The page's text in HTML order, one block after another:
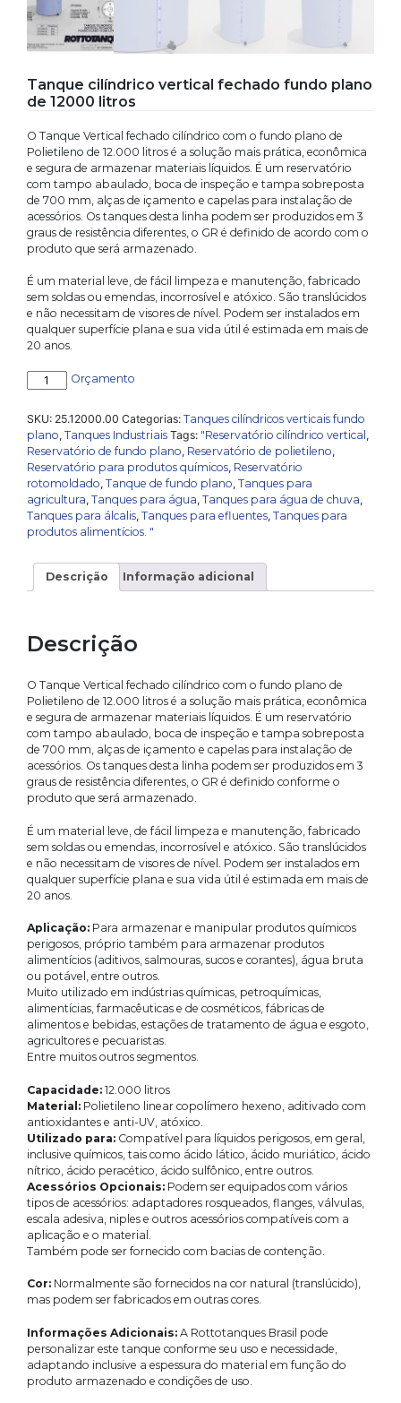
Tanque cilíndrico vertical fechado fundo plano
de 12000 litros
O Tanque Vertical fechado cilíndrico com o fundo plano de
Polietileno de 12.000 litros é a solução mais prática, econômica
e segura de armazenar materiais líquidos. É um reservatório
com tampo abaulado, boca de inspeção e tampa sobreposta
de 700 mm, alças de içamento e capelas para instalação de
acessórios. Os tanques desta linha podem ser produzidos em 3
graus de resistência diferentes, o GR é definido de acordo com o
produto que será armazenado.
É um material leve, de fácil limpeza e manutenção, fabricado
sem soldas ou emendas, incorrosível e atóxico. São translúcidos
e não necessitam de visores de nível. Podem ser instalados em
qualquer superfície plana e sua vida útil é estimada em mais de
20 anos.
Tanque
cilíndrico
fechado
fundo
plano
de
12000
litros
quantidade
Orçamento
SKU: 25.12000.00 Categorias: Tanques cilíndricos verticais fundo
plano, Tanques Industriais Tags: "Reservatório cilíndrico vertical ,
Reservatório de fundo plano, Reservatório de polietileno,
Reservatório para produtos químicos, Reservatório
rotomoldado, Tanque de fundo plano, Tanques para
agricultura, Tanques para água, Tanques para água de chuva,
Tanques para álcalis, Tanques para efluentes, Tanques para
produtos alimentícios. "
Descrição Informação adicional
Descrição
O Tanque Vertical fechado cilíndrico com o fundo plano de
Polietileno de 12.000 litros é a solução mais prática, econômica
e segura de armazenar materiais líquidos. É um reservatório
com tampo abaulado, boca de inspeção e tampa sobreposta
de 700 mm, alças de içamento e capelas para instalação de
acessórios. Os tanques desta linha podem ser produzidos em 3
graus de resistência diferentes, o GR é definido conforme o
produto que será armazenado.
É um material leve, de fácil limpeza e manutenção, fabricado
sem soldas ou emendas, incorrosível e atóxico. São translúcidos
e não necessitam de visores de nível. Podem ser instalados em
qualquer superfície plana e sua vida útil é estimada em mais de
20 anos.
Aplicação: Para armazenar e manipular produtos químicos
perigosos, próprio também para armazenar produtos
alimentícios (aditivos, salmouras, sucos e corantes), água bruta
ou potável, entre outros.
Muito utilizado em indústrias químicas, petroquímicas,
alimentícias, farmacêuticas e de cosméticos, fábricas de
alimentos e bebidas, estações de tratamento de água e esgoto,
agricultores e pecuaristas.
Entre muitos outros segmentos.
Capacidade: 12.000 litros
Material: Polietileno linear copolímero hexeno, aditivado com
antioxidantes e anti-UV, atóxico.
Utilizado para: Compatível para líquidos perigosos, em geral,
inclusive químicos, tais como ácido lático, ácido muriático, ácido
nítrico, ácido peracético, ácido sulfônico, entre outros.
Acessórios Opcionais: Podem ser equipados com vários
tipos de acessórios: adaptadores rosqueados, flanges, válvulas,
escala adesiva, niples e outros acessórios compatíveis com a
aplicação e o material.
Também pode ser fornecido com bacias de contenção.
Cor: Normalmente são fornecidos na cor natural (translúcido),
mas podem ser fabricados em outras cores.
Informações Adicionais: A Rottotanques Brasil pode
personalizar este tanque conforme seu uso e necessidade,
adaptando inclusive a espessura do material em função do
produto armazenado e condições de uso.